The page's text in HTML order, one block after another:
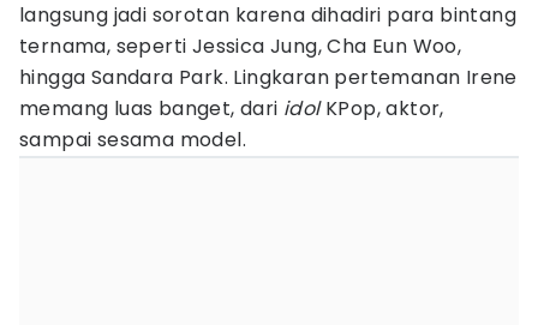
langsung jadi sorotan karena dihadiri para bintang
ternama, seperti Jessica Jung, Cha Eun Woo,
hingga Sandara Park. Lingkaran pertemanan Irene
memang luas banget, dari idolKPop, aktor,
sampai sesama model.